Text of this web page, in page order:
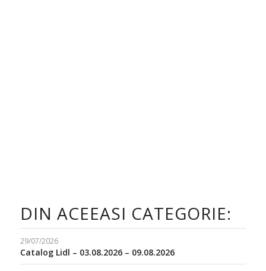
DIN ACEEASI CATEGORIE:
29/07/2026
Catalog Lidl – 03.08.2026 – 09.08.2026